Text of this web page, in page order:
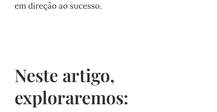
em direção ao sucesso.
Neste artigo,
exploraremos: